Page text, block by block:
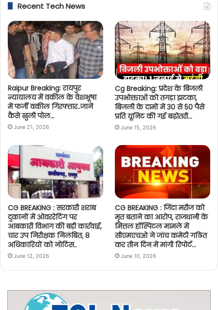
Recent Tech News
Raipur Breaking: रायपुर
न्यायालय में वकील के वेशभूषा
में फर्जी वकील गिरफ्तार..जानें
कैसे खुली पोल…
June 21, 2026
Cg Breaking: प्रदेश के बिजली
उपभोक्ताओं को तगड़ा झटका,
बिजली के दामों में 30 से 50 पैसे
प्रति यूनिट की गई बढ़ोतरी…
June 15, 2026
CG BREAKING : सरकारी शराब
दुकानों में ओवररेटिंग पर
आबकारी विभाग की बड़ी कार्रवाई,
चार उप निरीक्षक निलंबित, 8
अधिकारियों को नोटिस..
June 12, 2026
CG BREAKING : जिंदा मरीज को
मृत बताने का आरोप, राजधानी के
मित्तल हॉस्पिटल मामले में
सीएमएचओ ने जांच कमेटी गठित
कर तीन दिन में मांगी रिपोर्ट…
June 10, 2026